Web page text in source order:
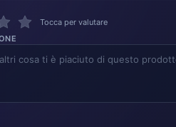
Tocca per valutare